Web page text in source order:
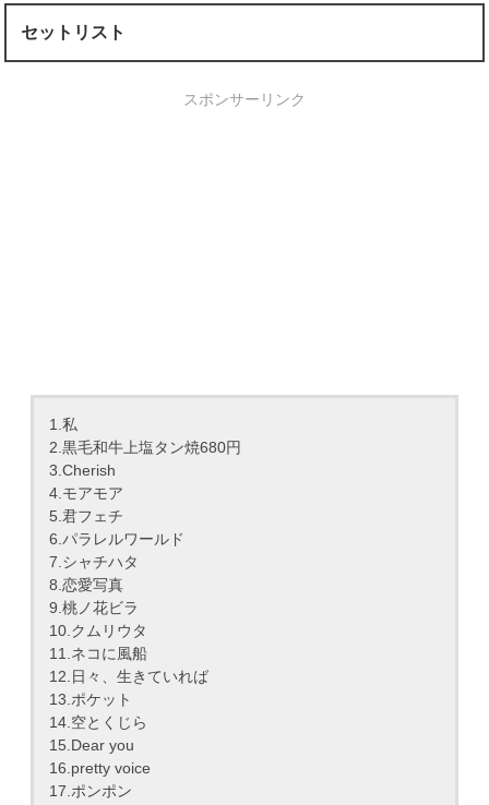
セットリスト
スポンサーリンク
1.私
2.黒毛和牛上塩タン焼680円
3.Cherish
4.モアモア
5.君フェチ
6.パラレルワールド
7.シャチハタ
8.恋愛写真
9.桃ノ花ビラ
10.クムリウタ
11.ネコに風船
12.日々、生きていれば
13.ポケット
14.空とくじら
15.Dear you
16.pretty voice
17.ポンポン